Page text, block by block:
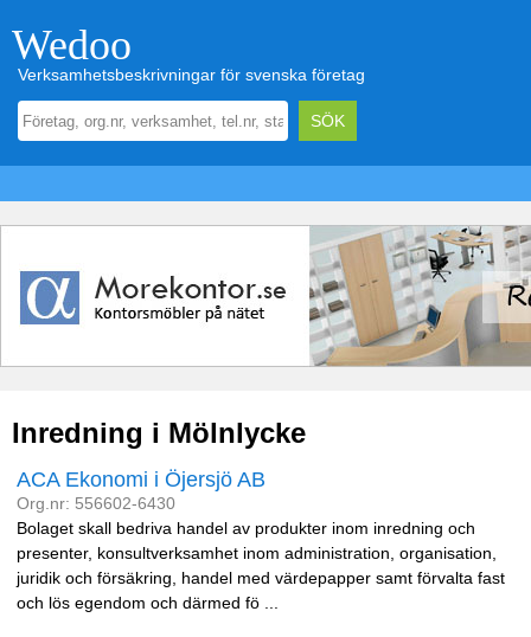
Wedoo
Verksamhetsbeskrivningar för svenska företag
Inredning i Mölnlycke
ACA Ekonomi i Öjersjö AB
Org.nr: 556602-6430
Bolaget skall bedriva handel av produkter inom inredning och
presenter, konsultverksamhet inom administration, organisation,
juridik och försäkring, handel med värdepapper samt förvalta fast
och lös egendom och därmed fö ...